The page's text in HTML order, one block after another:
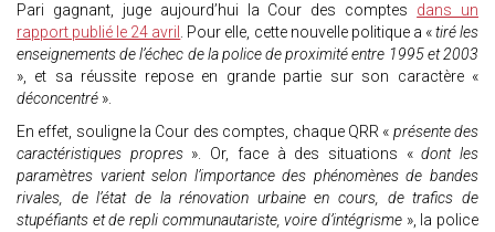
Pari gagnant, juge aujourd’hui la Cour des comptes dans un
rapport publié le 24 avril . Pour elle, cette nouvelle politique a «tiré les
enseignements de l’échec de la police de proximité entre 1995 et 2003
», et sa réussite repose en grande partie sur son caractère «
déconcentré ».
En effet, souligne la Cour des comptes, chaque QRR « présente des
caractéristiques propres». Or, face à des situations «dont les
paramètres varient selon l’importance des phénomènes de bandes
rivales, de l’état de la rénovation urbaine en cours, de trafics de
stupéfiants et de repli communautariste, voire d’intégrisme », la police